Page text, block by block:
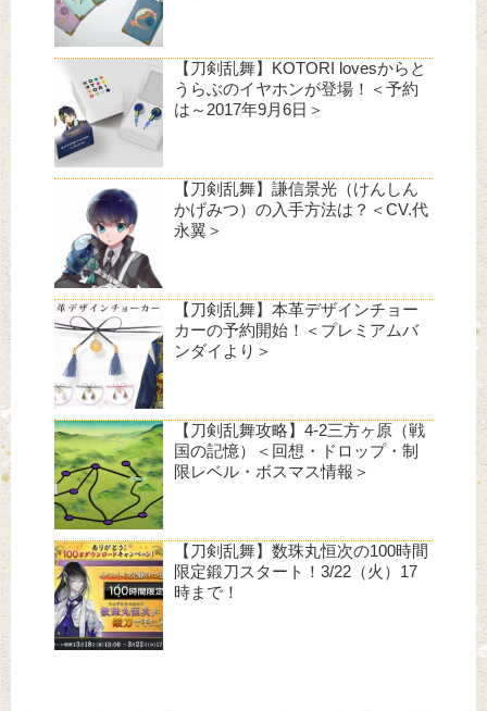
【刀剣乱舞】KOTORI lovesからと
うらぶのイヤホンが登場！＜予約
は～2017年9月6日＞
【刀剣乱舞】謙信景光（けんしん
かげみつ）の入手方法は？＜CV.代
永翼＞
【刀剣乱舞】本革デザインチョー
カーの予約開始！＜プレミアムバ
ンダイより＞
【刀剣乱舞攻略】4-2三方ヶ原（戦
国の記憶）＜回想・ドロップ・制
限レベル・ボスマス情報＞
【刀剣乱舞】数珠丸恒次の100時間
限定鍛刀スタート！3/22（火）17
時まで！